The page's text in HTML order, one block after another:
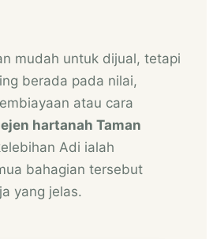
mudah untuk dijual, tetapi
berada pada nilai,
atau cara
ejen hartanah Taman
Adi ialah
bahagian tersebut
yang jelas.